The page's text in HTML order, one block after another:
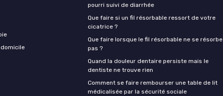
pourri suivi de diarrhée
Que faire si un fil résorbable ressort de votre
cicatrice ?
Que faire lorsque le fil résorbable ne se résorbe
pas ?
Quand la douleur dentaire persiste mais le
dentiste ne trouve rien
Comment se faire rembourser une table de lit
médicalisée par la sécurité sociale